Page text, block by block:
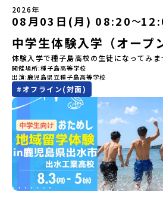
しています。ぜひ、ご自宅からお気軽に
イブ動画を視聴する]YouTube：
https://youtu.be/Yt8nd04aNgA?
si=e5erbspvwz5O8_uF【STEP 2】有田
「有田町」の内容を具体的に深掘りした
うえで、「有田町では具体的に何をするの
という疑問にお答えする説明会です。有田
や、2泊3日のプログラムの中身をたっぷ
時： 5月11日(月) 19：00〜19：40内 容： 有田町ってどん
ろ？、プログラム詳細解説、質疑応答
mirai.jp/events/068058お気軽にどうぞ
けど大丈夫？」「どんな体験ができるの
や、中学生のみなさんの素朴な疑問にス
す。チャットでの質問も可能ですので、
してご参加ください。▼お申し込み前に必
規約への同意プログラムへの参加申し込
込みに関する各規約」への同意が必須と
生との特別な交流この旅の大きな魅力は、
輩たちと過ごす時間です。 ただ校舎を眺
高校生が自ら企画したアクティビティを通
と本音で交流することができます。魅力的
がら町の歴史や「生き方」を学ぶことがで
ること間違いなし！そんなユニークな魅力
道平取町へ、人生の可能性をひらく特別な
験のおすすめポイント体験プログラム内容
（PM）「オリエンテーション・自己紹
遊び編-」 -平取高校生と仲を深める「び
る！アイヌ文化フィールドワーク」 -ア
化を理解する -アイヌ伝統文化を感じる
り返るーみんなで体験シェア」＜2日目＞
寮見学」 -平取高校の特徴を知る学校体
校生企画②-町の紹介編-」 -ビンゴをしな
「自然と農を感じる！農業アクティビテ
もっとひらきたい！ 」「自然が好きでもっと触れてあそびたい！」
そんな中学生のみなさんにおすすめ！「お
は、日本全国約200の高校と連携し、地域
る「地域みらい留学」をプチ体験できるプ
のひとり旅でも安心！現地でもスタッフ
します。今回のフィールドは「北海道 大
海道の東部、十勝の南部に位置する大樹町
日高山脈（ひだかさんみゃく）が連なり、
豊かな町です。酪農を主体とした農業や
同時に、「宇宙に一番近い町」として航
ユニークな顔を持っています 。見上げる
「日高山脈（ひだかさんみゃく）」の絶
ごす放牧地や、海が見える珍しい温泉。
ともある「歴舟川（れきふねがわ）」。
きない圧倒的スケールの自然と、新しい
体感できる町です。北の大地で脈々と受
スピリッツ」を体感！ 「フロンティアス
2026年
08月03日(月) 08:20〜
中学生体験入学（オープ
体験入学で種子島高校の生徒になってみま
開催場所 種子島高等学校
出演 鹿児島県立種子島高等学校
#オフライン(対面)